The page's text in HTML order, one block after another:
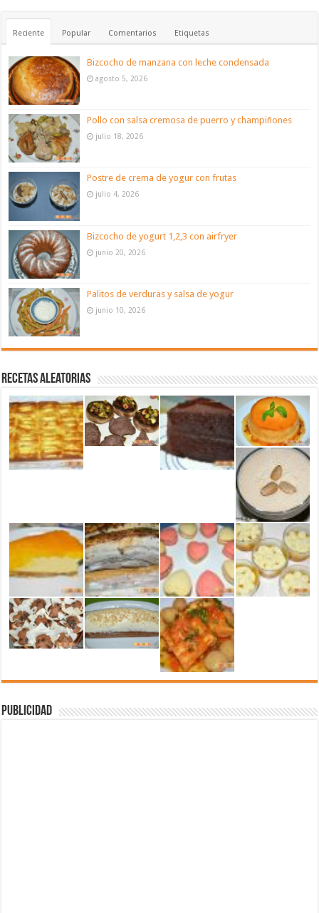
Reciente Popular Comentarios Etiquetas
Bizcocho de manzana con leche condensada
agosto 5, 2026
Pollo con salsa cremosa de puerro y champiñones
julio 18, 2026
Postre de crema de yogur con frutas
julio 4, 2026
Bizcocho de yogurt 1,2,3 con airfryer
junio 20, 2026
Palitos de verduras y salsa de yogur
junio 10, 2026
Recetas aleatorias
Publicidad